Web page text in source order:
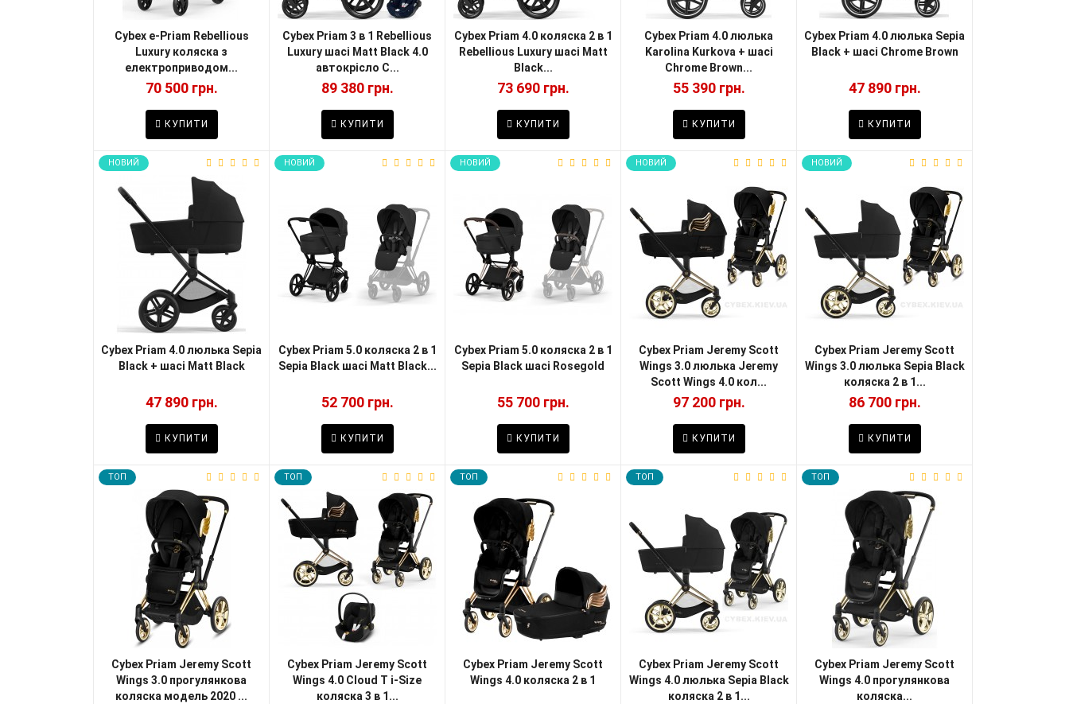
Cybex e-Priam Rebellious
Luxury коляска з
електроприводом...
70 500 грн.
КУПИТИ
Cybex Priam 3 в 1 Rebellious
Luxury шасі Matt Black 4.0
автокрісло C...
89 380 грн.
КУПИТИ
Cybex Priam 4.0 коляска 2 в 1
Rebellious Luxury шасі Matt
Black...
73 690 грн.
КУПИТИ
Cybex Priam 4.0 люлька
Karolina Kurkova + шасі
Chrome Brown...
55 390 грн.
КУПИТИ
Cybex Priam 4.0 люлька Sepia
Black + шасі Chrome Brown
47 890 грн.
КУПИТИ
НОВИЙ
Cybex Priam 4.0 люлька Sepia
Black + шасі Matt Black
47 890 грн.
КУПИТИ
НОВИЙ
Cybex Priam 5.0 коляска 2 в 1
Sepia Black шасі Matt Black...
52 700 грн.
КУПИТИ
НОВИЙ
Cybex Priam 5.0 коляска 2 в 1
Sepia Black шасі Rosegold
55 700 грн.
КУПИТИ
НОВИЙ
Cybex Priam Jeremy Scott
Wings 3.0 люлька Jeremy
Scott Wings 4.0 кол...
97 200 грн.
КУПИТИ
НОВИЙ
Cybex Priam Jeremy Scott
Wings 3.0 люлька Sepia Black
коляска 2 в 1...
86 700 грн.
КУПИТИ
TOП
Cybex Priam Jeremy Scott
Wings 3.0 прогулянкова
коляска модель 2020 ...
TOП
Cybex Priam Jeremy Scott
Wings 4.0 Cloud T i-Size
коляска 3 в 1...
TOП
Cybex Priam Jeremy Scott
Wings 4.0 коляска 2 в 1
TOП
Cybex Priam Jeremy Scott
Wings 4.0 люлька Sepia Black
коляска 2 в 1...
TOП
Cybex Priam Jeremy Scott
Wings 4.0 прогулянкова
коляска...